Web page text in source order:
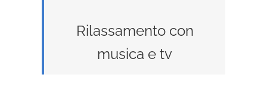
Rilassamento con
musica e tv